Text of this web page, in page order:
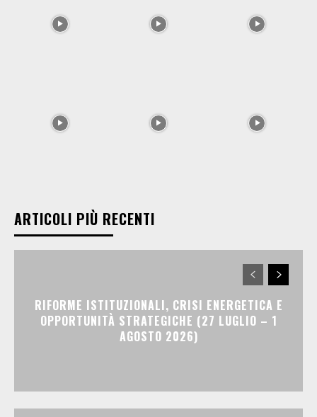
ARTICOLI PIÙ RECENTI
RIFORME ISTITUZIONALI, CRISI ENERGETICA E
OPPORTUNITÀ STRATEGICHE (27 LUGLIO – 1
AGOSTO 2026)